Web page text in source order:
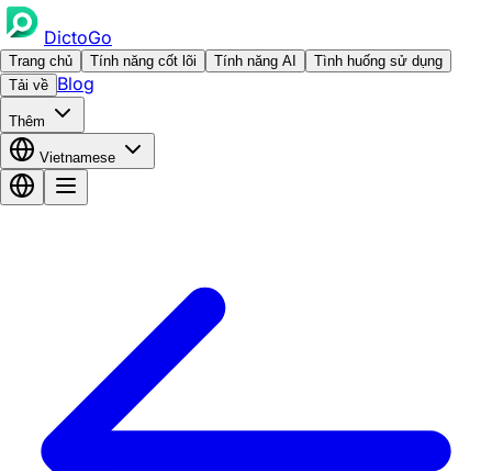
DictoGo
Trang chủ Tính năng cốt lõi Tính năng AI
Tình huống sử dụng
Tải về Blog
Thêm
Vietnamese